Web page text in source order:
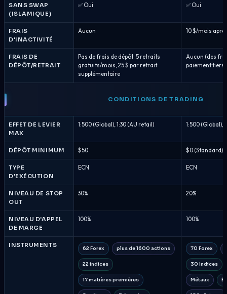
SANS SWAP
(ISLAMIQUE)
✅ Oui ✅ Oui
FRAIS
D'INACTIVITÉ
Aucun 10 $/mois
FRAIS DE
DÉPÔT/RETRAIT
Pas de frais de dépôt. 5 retraits
gratuits/mois, 25 $ par retrait
supplémentaire
Aucun (des
paiement tiers
CONDITIONS DE TRADING
EFFET DE LEVIER
MAX
1:500 (Global), 1:30 (AU retail) 1:500 (Global),
DÉPÔT MINIMUM $50 $0 (Standard),
TYPE
D'EXÉCUTION
ECN ECN
NIVEAU DE STOP
OUT
30% 20%
NIVEAU D'APPEL
DE MARGE
100% 100%
INSTRUMENTS 62 Forex plus de 1600 actions
22 indices
17 matières premières
70 Forex
30 Indices
Métaux